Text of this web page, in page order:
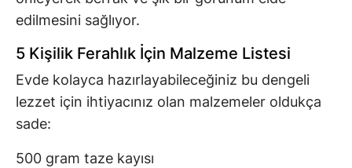
edilmesini sağlıyor.
5 Kişilik Ferahlık İçin Malzeme Listesi
Evde kolayca hazırlayabileceğiniz bu dengeli
lezzet için ihtiyacınız olan malzemeler oldukça
sade:
500 gram taze kayısı